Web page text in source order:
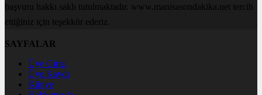
başvuru hakkı saklı tutulmaktadır. www.manisasondakika.net tercih
ettiğiniz için teşekkür ederiz.
SAYFALAR
Üye Girişi
Üye Kaydı
Künye